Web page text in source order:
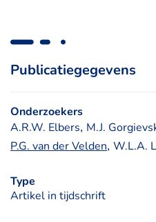
Publicatiegegevens
Onderzoekers
A.R.W. Elbers, M.J.
P.G. van der Velden, W.L.A.
Type
Artikel in tijdschrift